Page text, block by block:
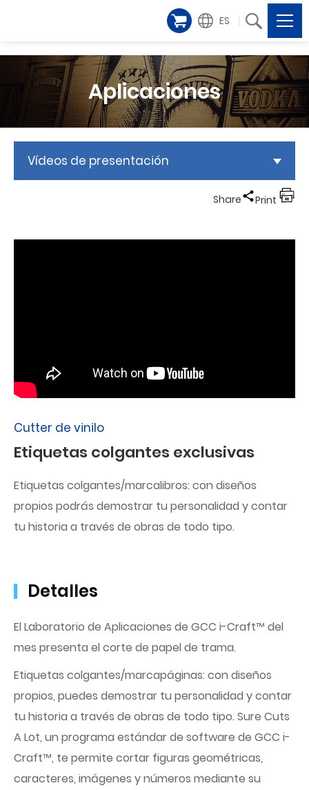
ES
Aplicaciones
Vídeos de presentación
Share Print
Cutter de vinilo
Etiquetas colgantes exclusivas
Etiquetas colgantes/marcalibros: con diseños
propios podrás demostrar tu personalidad y contar
tu historia a través de obras de todo tipo.
Detalles
El Laboratorio de Aplicaciones de GCC i-Craft™ del
mes presenta el corte de papel de trama.
Etiquetas colgantes/marcapáginas: con diseños
propios, puedes demostrar tu personalidad y contar
tu historia a través de obras de todo tipo. Sure Cuts
A Lot, un programa estándar de software de GCC i-
Craft™, te permite cortar figuras geométricas,
caracteres, imágenes y números mediante su